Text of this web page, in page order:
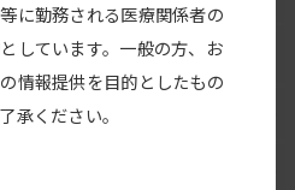
に勤務される医療関係者の
しています。一般の方、お
情報提供を目的としたもの
承ください。